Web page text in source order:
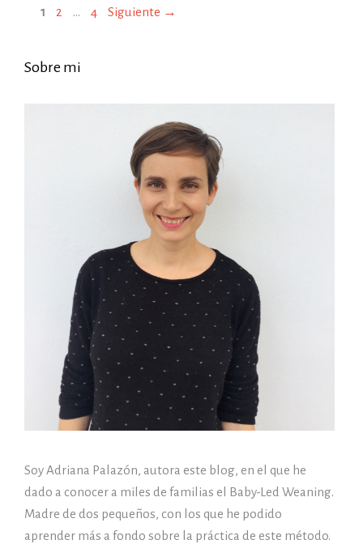
Página
1 Página
2 … Página
4 Siguiente →
Sobre mi
Soy Adriana Palazón, autora este blog, en el que he
dado a conocer a miles de familias el Baby-Led Weaning.
Madre de dos pequeños, con los que he podido
aprender más a fondo sobre la práctica de este método.